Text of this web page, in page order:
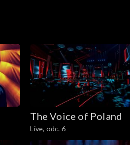
The Voice of Poland
Live, odc. 6